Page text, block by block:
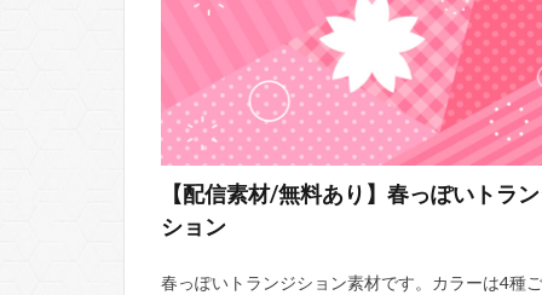
【配信素材/無料あり】春っぽいトラ
ション
春っぽいトランジション素材です。カラーは4種